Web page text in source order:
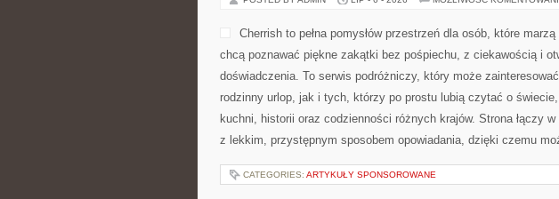
Cherrish to pełna pomysłów przestrzeń dla osób, które
chcą poznawać piękne zakątki bez pośpiechu, z ciekawością i
doświadczenia. To serwis podróżniczy, który może
rodzinny urlop, jak i tych, którzy po prostu lubią czytać o
kuchni, historii oraz codzienności różnych krajów. Strona łączy
z lekkim, przystępnym sposobem opowiadania, dzięki czemu
CATEGORIES: ARTYKUŁY SPONSOROWANE